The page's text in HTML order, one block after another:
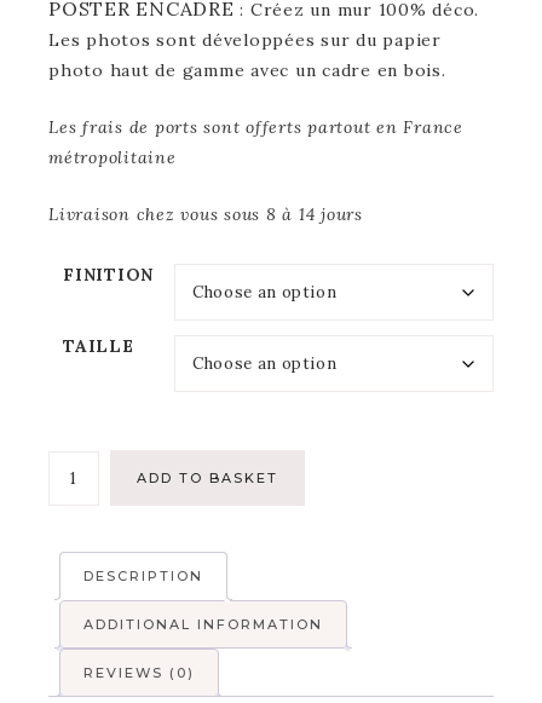
POSTER ENCADRE : Créez un mur 100% déco.
Les photos sont développées sur du papier
photo haut de gamme avec un cadre en bois.
Les frais de ports sont offerts partout en France
métropolitaine
Livraison chez vous sous 8 à 14 jours
FINITION
TAILLE
ADD TO BASKET
DESCRIPTION
ADDITIONAL INFORMATION
REVIEWS (0)